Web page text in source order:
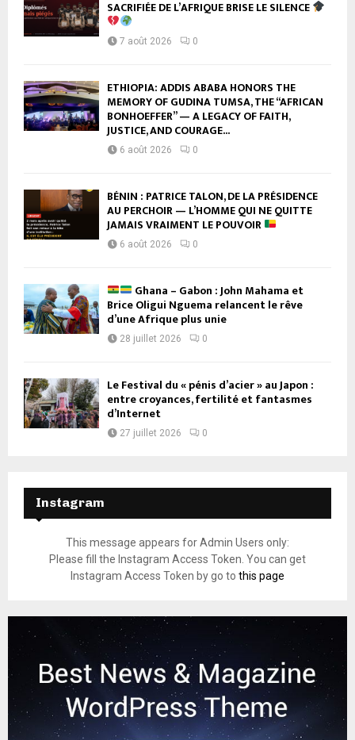
SACRIFIÉE DE L’AFRIQUE BRISE LE SILENCE
7 août 2026 0
ETHIOPIA: ADDIS ABABA HONORS THE
MEMORY OF GUDINA TUMSA, THE “AFRICAN
BONHOEFFER” — A LEGACY OF FAITH,
JUSTICE, AND COURAGE...
6 août 2026 0
BÉNIN : PATRICE TALON, DE LA PRÉSIDENCE
AU PERCHOIR — L’HOMME QUI NE QUITTE
JAMAIS VRAIMENT LE POUVOIR
6 août 2026 0
Ghana – Gabon : John Mahama et
Brice Oligui Nguema relancent le rêve
d’une Afrique plus unie
28 juillet 2026 0
Le Festival du « pénis d’acier » au Japon :
entre croyances, fertilité et fantasmes
d’Internet
27 juillet 2026 0
Instagram
This message appears for Admin Users only:
Please fill the Instagram Access Token. You can get
Instagram Access Token by go to this page